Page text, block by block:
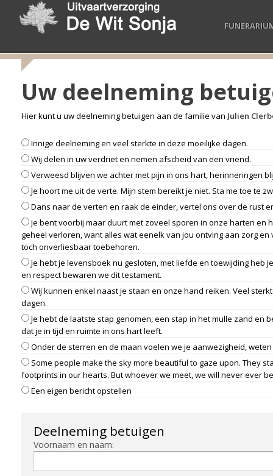
Uw deelneming
Hier kunt u uw deelneming betuigen aan de familie van Julien
Innige deelneming en veel sterkte in deze moeilijke dagen.
Wij delen in uw verdriet en nemen afscheid van een vriend.
Verweesd blijven we achter met pijn in ons hart, herinneringen
Je hoort me uit de verte. Mijn stem bereikt je niet. Sta me toe te
Dans naar de verten en raak de einder, vertel ons over de rust
Je bent voorbij maar duurt met zoveel sporen in onze harten en
geheel verloren, want alles wat eenelk van jou ontving aan zorg
toch onverliesbaar toebehoren.
Je hebt je levensboek nu gesloten, met liefde en toewijding heb
en respect bewaren we dit testament.
Wij kunnen enkel naast je staan en onze hand reiken. Veel
dagen.
Je hebt de laatste stap genomen, een stap in het mulle zand en
dat je in tijd en ruimte in ons hart leeft.
Onder de sterren en de maan voelen we je aanwezigheid,
Some people make the sky more beautiful to gaze upon. They
footprints in our hearts. But whoever we meet, we will never ever
Een eigen bericht opstellen
Deelneming betuigen
Voornaam en naam: